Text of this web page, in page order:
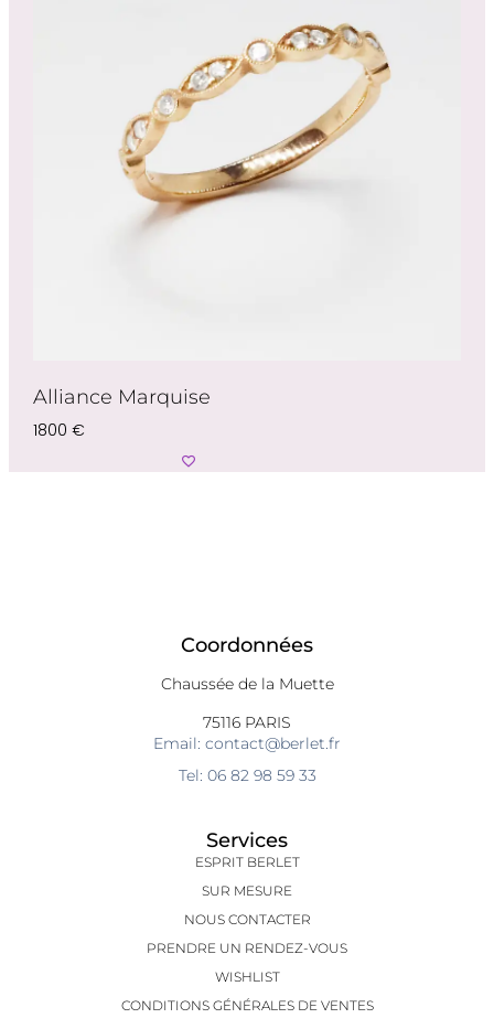
Alliance Marquise
1800 €
Services
ESPRIT BERLET
SUR MESURE
NOUS CONTACTER
PRENDRE UN RENDEZ-VOUS
WISHLIST
CONDITIONS GÉNÉRALES DE VENTES
Coordonnées
Chaussée de la Muette
75116 PARIS
Email: contact@berlet.fr
Tel: 06 82 98 59 33